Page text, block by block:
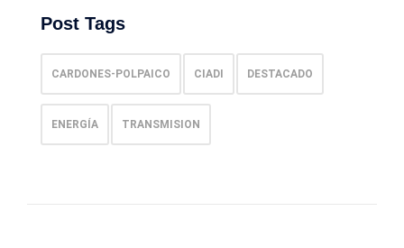
Post Tags
CARDONES-POLPAICO CIADI DESTACADO
ENERGÍA TRANSMISION